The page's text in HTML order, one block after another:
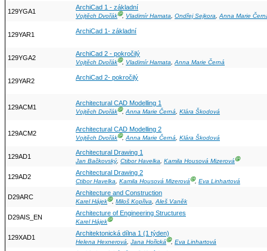
129YGA1
ArchiCad 1 - základní
Vojtěch DvořákⒼ, Vladimír Hamata, Ondřej Sejkora,Anna Marie
129YAR1 ArchiCad 1- základní
129YGA2
ArchiCad 2 - pokročilý
Vojtěch DvořákⒼ, Vladimír Hamata,Anna Marie Černá
129YAR2 ArchiCad 2- pokročilý
129ACM1
Architectural CAD Modelling 1
Vojtěch DvořákⒼ,Anna Marie Černá, Klára Škodová
129ACM2
Architectural CAD Modelling 2
Vojtěch DvořákⒼ,Anna Marie Černá, Klára Škodová
129AD1
Architectural Drawing 1
Jan Bačkovský, Ctibor Havelka, Kamila Housová MizerováⒼ
129AD2
Architectural Drawing 2
Ctibor Havelka, Kamila Housová MizerováⒼ, Eva Linhartová
D29ARC
Architecture and Construction
Karel HájekⒼ, Miloš Kopřiva,Aleš Vaněk
D29AIS_EN
Architecture of Engineering Structures
Karel HájekⒼ
129XAD1
Architektonická dílna 1 (1 týden)
Helena Hexnerová, Jana HořickáⒼ, Eva Linhartová